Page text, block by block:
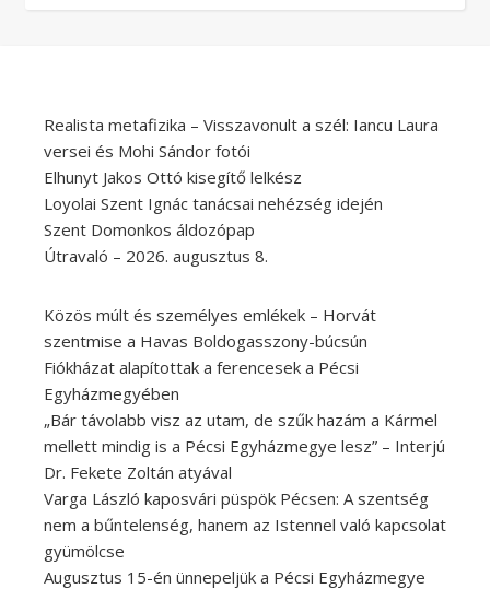
Realista metafizika – Visszavonult a szél: Iancu Laura
versei és Mohi Sándor fotói
Elhunyt Jakos Ottó kisegítő lelkész
Loyolai Szent Ignác tanácsai nehézség idején
Szent Domonkos áldozópap
Útravaló – 2026. augusztus 8.
Közös múlt és személyes emlékek – Horvát
szentmise a Havas Boldogasszony-búcsún
Fiókházat alapítottak a ferencesek a Pécsi
Egyházmegyében
„Bár távolabb visz az utam, de szűk hazám a Kármel
mellett mindig is a Pécsi Egyházmegye lesz” – Interjú
Dr. Fekete Zoltán atyával
Varga László kaposvári püspök Pécsen: A szentség
nem a bűntelenség, hanem az Istennel való kapcsolat
gyümölcse
Augusztus 15-én ünnepeljük a Pécsi Egyházmegye